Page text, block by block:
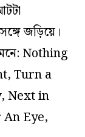
জড়িয়ে।
Nothing
Turn a
Next in
Eye,